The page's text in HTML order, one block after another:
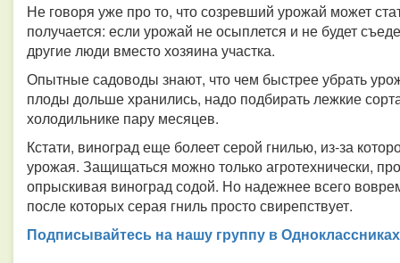
Не говоря уже про то, что созревший урожай может
получается: если урожай не осыплется и не будет
другие люди вместо хозяина участка.
Опытные садоводы знают, что чем быстрее убрать
плоды дольше хранились, надо подбирать лежкие
холодильнике пару месяцев.
Кстати, виноград еще болеет серой гнилью, из-за
урожая. Защищаться можно только агротехнически,
опрыскивая виноград содой. Но надежнее всего
после которых серая гниль просто свирепствует.
Подписывайтесь на нашу группу в Одноклассниках